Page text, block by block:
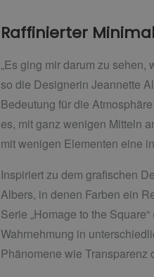
Raffinierter
„Es ging mir darum zu
so die Designerin Jeannette
Bedeutung für die
es, mit ganz wenigen Mitteln
mit wenigen Elementen eine
Inspiriert zu dem grafischen
Albers, in denen Farben ein
Serie „Homage to the
Wahrnehmung in
Phänomene wie Transparenz